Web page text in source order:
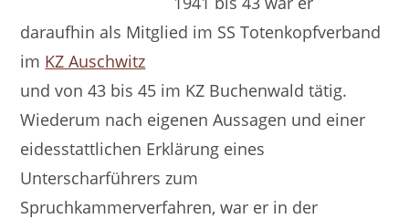
daraufhin als Mitglied im SS Totenkopfverband
im KZ Auschwitz
und von 43 bis 45 im KZ Buchenwald tätig.
Wiederum nach eigenen Aussagen und einer
eidesstattlichen Erklärung eines
Unterscharführers zum
Spruchkammerverfahren, war er in der